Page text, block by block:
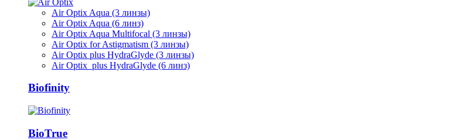
Air Optix Aqua (3 линзы)
Air Optix Aqua (6 линз)
Air Optix Aqua Multifocal (3 линзы)
Air Optix for Astigmatism (3 линзы)
Air Optix plus HydraGlyde (3 линзы)
Air Optix plus HydraGlyde (6 линз)
Biofinity
BioTrue